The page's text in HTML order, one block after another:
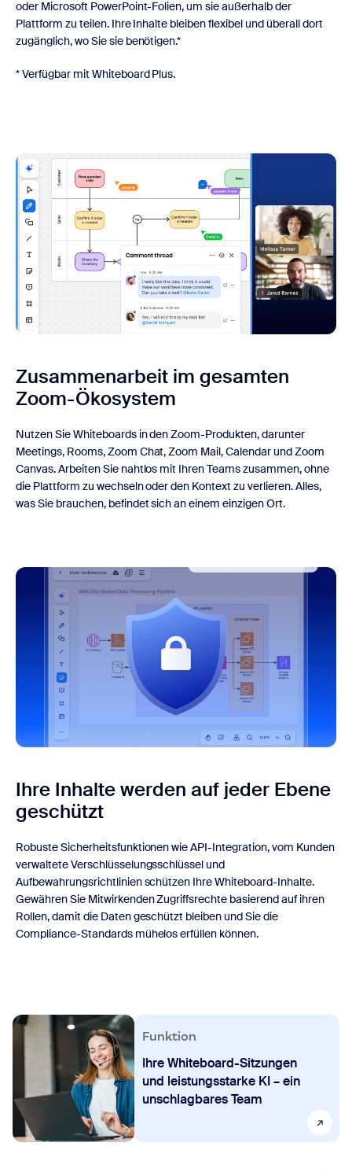
oder Microsoft PowerPoint-Folien, um sie außerhalb der
Plattform zu teilen. Ihre Inhalte bleiben flexibel und überall dort
zugänglich, wo Sie sie benötigen.*
* Verfügbar mit Whiteboard Plus.
Zusammenarbeit im gesamten
Zoom-Ökosystem
Nutzen Sie Whiteboards in den Zoom-Produkten, darunter
Meetings, Rooms, Zoom Chat, Zoom Mail, Calendar und Zoom
Canvas. Arbeiten Sie nahtlos mit Ihren Teams zusammen, ohne
die Plattform zu wechseln oder den Kontext zu verlieren. Alles,
was Sie brauchen, befindet sich an einem einzigen Ort.
Ihre Inhalte werden auf jeder Ebene
geschützt
Robuste Sicherheitsfunktionen wie API-Integration, vom Kunden
verwaltete Verschlüsselungsschlüssel und
Aufbewahrungsrichtlinien schützen Ihre Whiteboard-Inhalte.
Gewähren Sie Mitwirkenden Zugriffsrechte basierend auf ihren
Rollen, damit die Daten geschützt bleiben und Sie die
Compliance-Standards mühelos erfüllen können.
Funktion
Ihre Whiteboard-Sitzungen
und leistungsstarke KI – ein
unschlagbares Team